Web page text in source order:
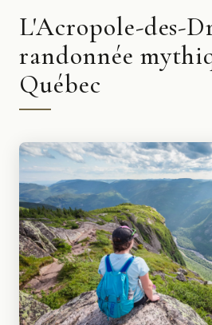
L'Acropole-des-
randonnée
Québec